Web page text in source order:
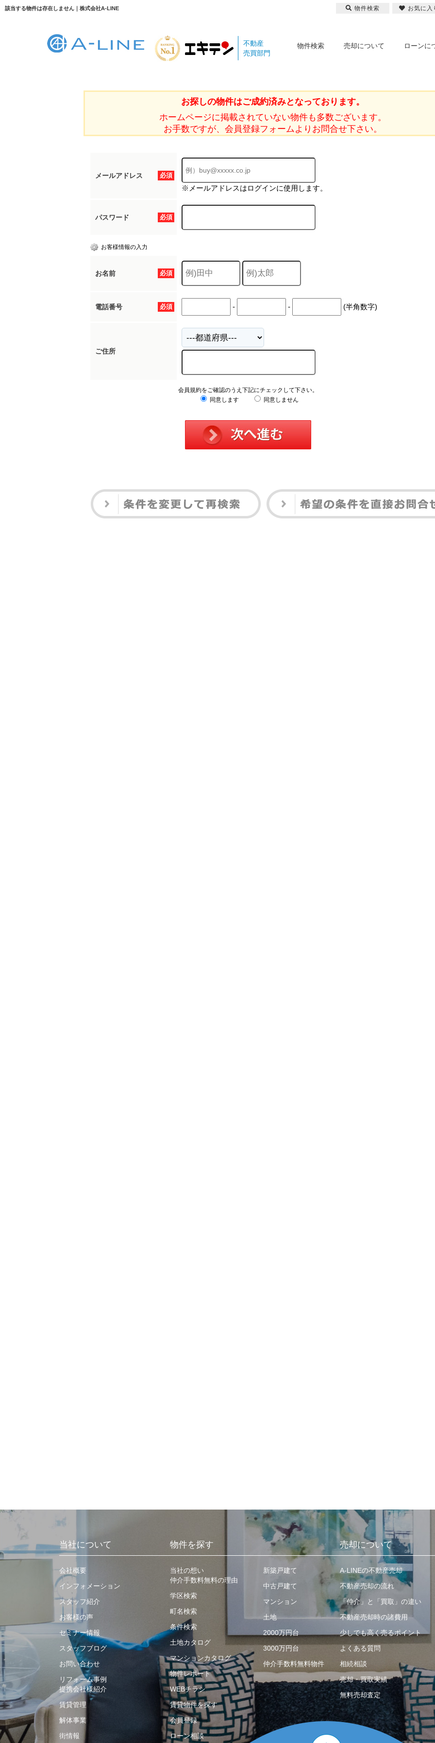
該当する物件は存在しません｜株式会社A-LINE
不動産
売買部門
物件検索 売却について ローンに
お探しの物件はご成約済みとなっております。
ホームページに掲載されていない物件も多数ございます。
お手数ですが、会員登録フォームよりお問合せ下さい。
必須
メールアドレス
※メールアドレスはログインに使用します。
必須
パスワード
お客様情報の入力
必須
お名前
必須
電話番号 - - (半角数字)
ご住所
会員規約をご確認のうえ下記にチェックして下さい。
同意します
同意しません
当社について
会社概要
インフォメーション
スタッフ紹介
お客様の声
セミナー情報
スタッフブログ
お問い合わせ
リフォーム事例
提携会社様紹介
賃貸管理
解体事業
街情報
物件を探す
当社の想い
仲介手数料無料の理由
学区検索
町名検索
条件検索
土地カタログ
マンションカタログ
物件レポート
WEBチラシ
賃貸物件を探す
会員登録
ローン相談
新築戸建て
中古戸建て
マンション
土地
2000万円台
3000万円台
仲介手数料無料物件
売却について
A-LINEの不動産売却
不動産売却の流れ
「仲介」と「買取」の違い
不動産売却時の諸費用
少しでも高く売るポイント
よくある質問
相続相談
売却・買取実績
無料売却査定
物件検索 お気に入